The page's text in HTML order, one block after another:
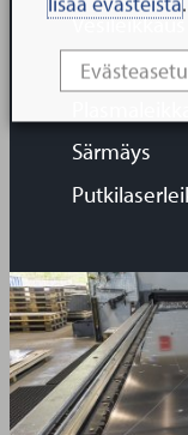
Vesileikkaus
Särmäys